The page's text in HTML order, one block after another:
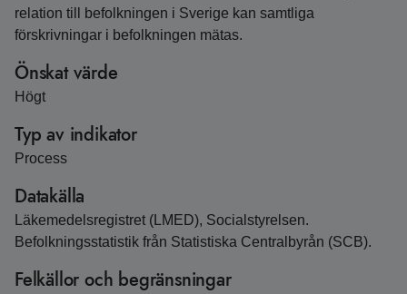
relation till befolkningen i Sverige kan samtliga
förskrivningar i befolkningen mätas.
Önskat värde
Högt
Typ av indikator
Process
Datakälla
Läkemedelsregistret (LMED), Socialstyrelsen.
Befolkningsstatistik från Statistiska Centralbyrån (SCB).
Felkällor och begränsningar